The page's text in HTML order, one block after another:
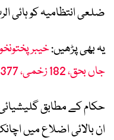
ضلعی انتظامیہ کو ہائی
یہ بھی پڑھیں:
جاں بحق، 182 زخمی، 1377 گھر متاثر
حکام کے مطابق
ان بالائی اضلاع میں